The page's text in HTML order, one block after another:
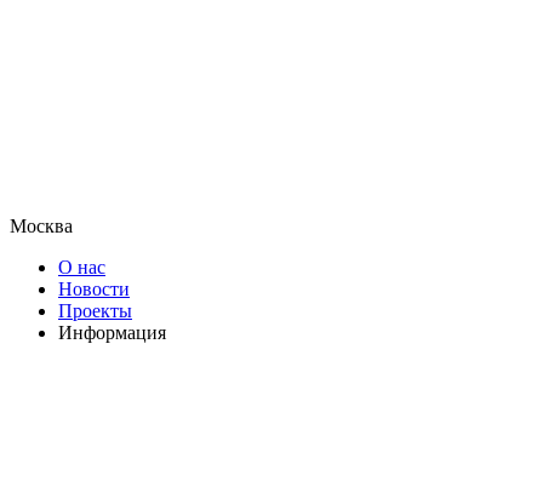
Москва
О нас
Новости
Проекты
Информация